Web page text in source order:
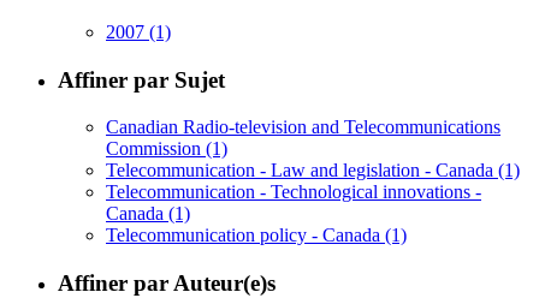
2007 (1)
Affiner par Sujet
Canadian Radio-television and Telecommunications
Commission (1)
Telecommunication - Law and legislation - Canada (1)
Telecommunication - Technological innovations -
Canada (1)
Telecommunication policy - Canada (1)
Affiner par Auteur(e)s